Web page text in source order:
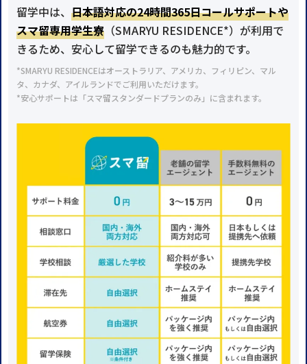
留学中は、 日本語対応の24時間365日コールサポートや
スマ留専用学生寮 （SMARYU RESIDENCE*）が利用で
きるため、安心して留学できるのも魅力的です。
*SMARYU RESIDENCEはオーストラリア、アメリカ、フィリピン、マル
タ、カナダ、アイルランドでご利用いただけます。
*安心サポートは「スマ留スタンダードプランのみ」に含まれます。